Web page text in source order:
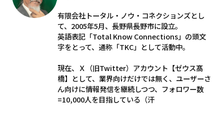
有限会社トータル・ノウ・コネクションズとし
て、2005年5月、長野県長野市に設立。
英語表記「Total Know Connections」の頭文
字をとって、通称「TKC」として活動中。
現在、Ｘ（旧Twitter）アカウント【ゼウス髙
橋】として、業界向けだけでは無く、ユーザーさ
ん向けに情報発信を継続しつつ、フォロワー数
=10,000人を目指している（汗